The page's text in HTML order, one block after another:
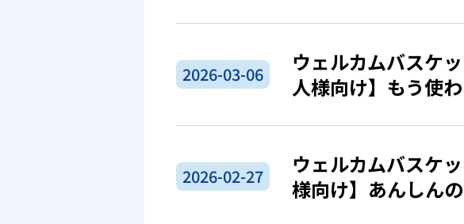
2026-03-06
ウェルカムバスケ
人様向け】もう使
2026-02-27
ウェルカムバスケ
様向け】あんしん